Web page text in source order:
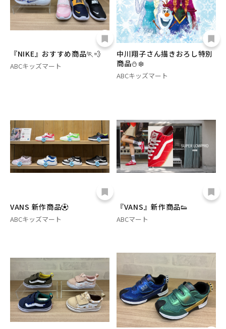
『NIKE』おすすめ商品🏃‪💨
ABCキッズマート
中川翔子さん描きおろし特別
商品⛄️❄️
ABCキッズマート
VANS 新作商品⚽️
ABCキッズマート
『VANS』新作商品👟
ABCマート